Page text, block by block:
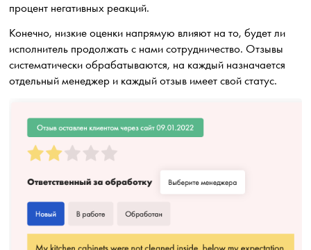
процент негативных реакций.
Конечно, низкие оценки напрямую влияют на то, будет ли
исполнитель продолжать с нами сотрудничество. Отзывы
систематически обрабатываются, на каждый назначается
отдельный менеджер и каждый отзыв имеет свой статус.